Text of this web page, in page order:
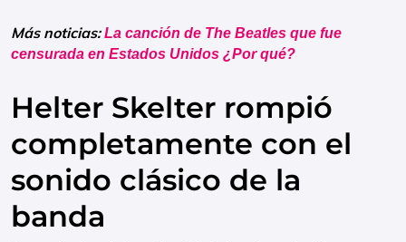
Más noticias:La canción de The Beatles que fue
censurada en Estados Unidos ¿Por qué?
Helter Skelter rompió
completamente con el
sonido clásico de la
banda